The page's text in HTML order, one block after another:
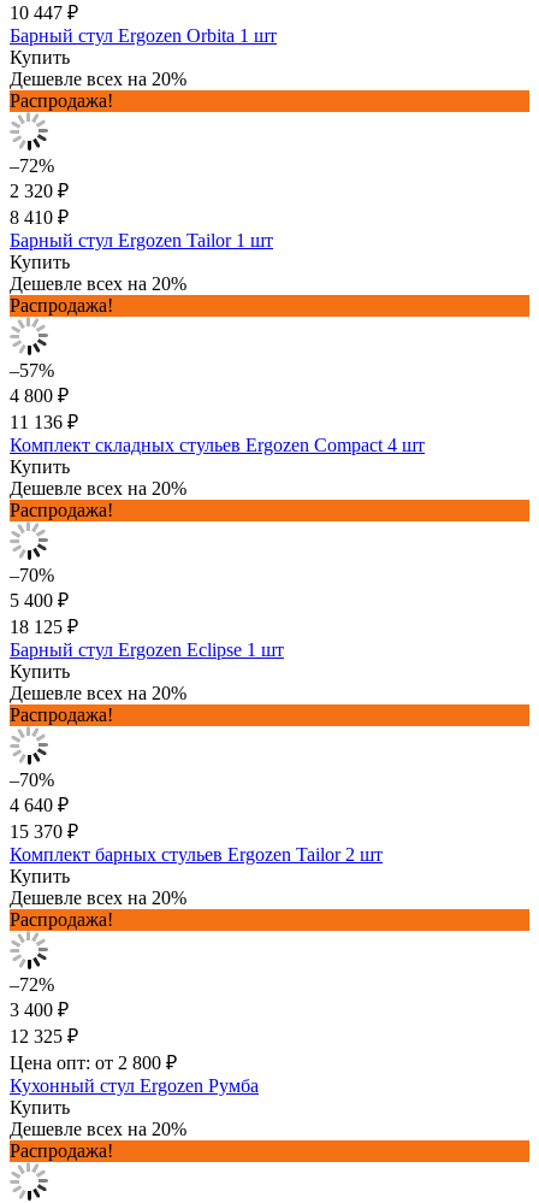
10 447 ₽
Барный стул Ergozen Orbita 1 шт
Купить
Дешевле всех на 20%
Распродажа!
–72%
2 320 ₽
8 410 ₽
Барный стул Ergozen Tailor 1 шт
Купить
Дешевле всех на 20%
Распродажа!
–57%
4 800 ₽
11 136 ₽
Комплект складных стульев Ergozen Compact 4 шт
Купить
Дешевле всех на 20%
Распродажа!
–70%
5 400 ₽
18 125 ₽
Барный стул Ergozen Eclipse 1 шт
Купить
Дешевле всех на 20%
Распродажа!
–70%
4 640 ₽
15 370 ₽
Комплект барных стульев Ergozen Tailor 2 шт
Купить
Дешевле всех на 20%
Распродажа!
–72%
3 400 ₽
12 325 ₽
Цена опт: от 2 800 ₽
Кухонный стул Ergozen Румба
Купить
Дешевле всех на 20%
Распродажа!